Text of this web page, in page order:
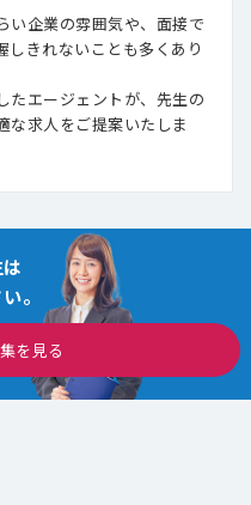
い企業の雰囲気や、面接で
しきれないことも多くあり
たエージェントが、先生の
な求人をご提案いたしま
。
を見る